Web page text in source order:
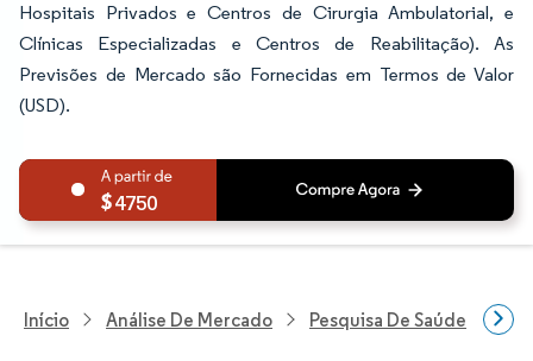
Hospitais Privados e Centros de Cirurgia Ambulatorial, e
Clínicas Especializadas e Centros de Reabilitação). As
Previsões de Mercado são Fornecidas em Termos de Valor
(USD).
4750
Início Análise De Mercado Pesquisa De Saúde